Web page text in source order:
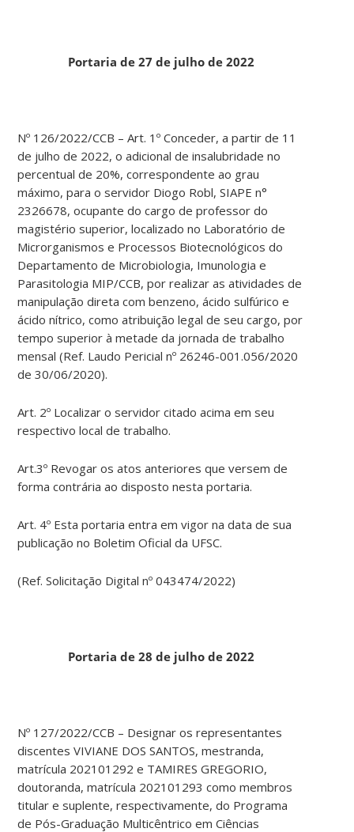
Portaria de 27 de julho de 2022
Nº 126/2022/CCB – Art. 1º Conceder, a partir de 11
de julho de 2022, o adicional de insalubridade no
percentual de 20%, correspondente ao grau
máximo, para o servidor Diogo Robl, SIAPE n°
2326678, ocupante do cargo de professor do
magistério superior, localizado no Laboratório de
Microrganismos e Processos Biotecnológicos do
Departamento de Microbiologia, Imunologia e
Parasitologia MIP/CCB, por realizar as atividades de
manipulação direta com benzeno, ácido sulfúrico e
ácido nítrico, como atribuição legal de seu cargo, por
tempo superior à metade da jornada de trabalho
mensal (Ref. Laudo Pericial nº 26246-001.056/2020
de 30/06/2020).
Art. 2º Localizar o servidor citado acima em seu
respectivo local de trabalho.
Art.3º Revogar os atos anteriores que versem de
forma contrária ao disposto nesta portaria.
Art. 4º Esta portaria entra em vigor na data de sua
publicação no Boletim Oficial da UFSC.
(Ref. Solicitação Digital nº 043474/2022)
Portaria de 28 de julho de 2022
Nº 127/2022/CCB – Designar os representantes
discentes VIVIANE DOS SANTOS, mestranda,
matrícula 202101292 e TAMIRES GREGORIO,
doutoranda, matrícula 202101293 como membros
titular e suplente, respectivamente, do Programa
de Pós-Graduação Multicêntrico em Ciências